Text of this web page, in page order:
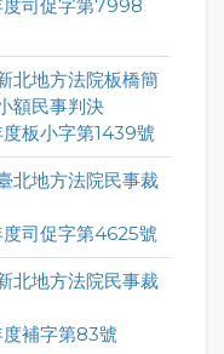
度司促字第7998
北地方法院板橋簡
額民事判決
度板小字第1439號
北地方法院民事裁
度司促字第4625號
北地方法院民事裁
度補字第83號